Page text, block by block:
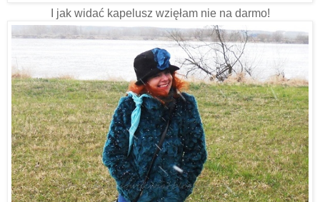
I jak widać kapelusz wzięłam nie na darmo!